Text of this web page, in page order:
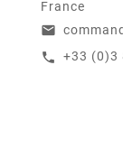
France
email
call +33 (0)3